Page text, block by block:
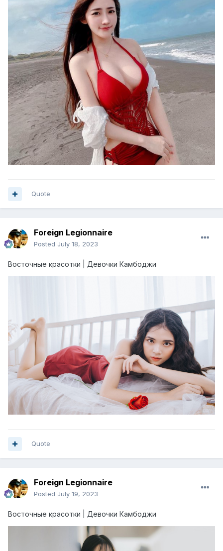
Quote
Foreign Legionnaire
Posted July 18, 2023
Восточные красотки | Девочки Камбоджи
Quote
Foreign Legionnaire
Posted July 19, 2023
Восточные красотки | Девочки Камбоджи